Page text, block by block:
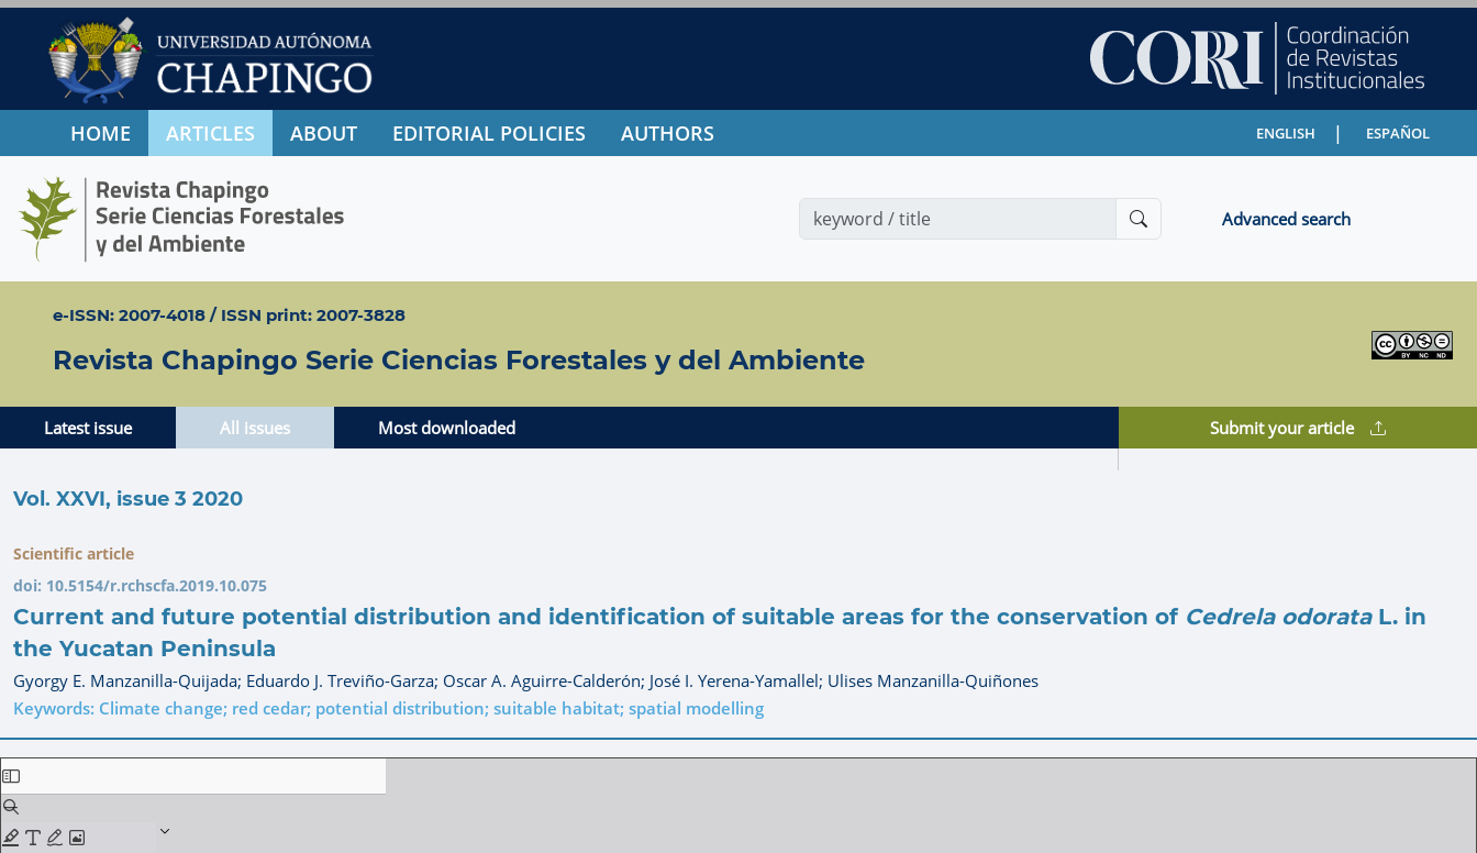
HOME ARTICLES ABOUT EDITORIAL POLICIES AUTHORS ENGLISH | ESPAÑOL
Advanced search
e-ISSN: 2007-4018 / ISSN print: 2007-3828
Revista Chapingo Serie Ciencias Forestales y del Ambiente
Latest issue All issues Most downloaded Submit your article
Vol. XXVI, issue 3 2020
Scientific article
doi: 10.5154/r.rchscfa.2019.10.075
Current and future potential distribution and identification of suitable areas for the conservation of Cedrela odorataL. in
the Yucatan Peninsula
Gyorgy E. Manzanilla-Quijada; Eduardo J. Treviño-Garza; Oscar A. Aguirre-Calderón; José I. Yerena-Yamallel; Ulises Manzanilla-Quiñones
Keywords: Climate change; red cedar; potential distribution; suitable habitat; spatial modelling